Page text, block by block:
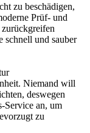
zu beschädigen,
Prüf- und
schnell und sauber
Niemand will
deswegen
Service an, um
zu